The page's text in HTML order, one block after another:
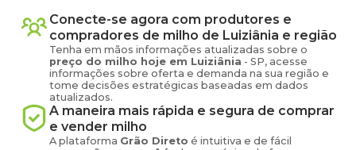
Conecte-se agora com produtores e
compradores de milho de Luiziânia e região
Tenha em mãos informações atualizadas sobre o
preço do milho hoje em Luiziânia - SP, acesse
informações sobre oferta e demanda na sua região e
tome decisões estratégicas baseadas em dados
atualizados.
A maneira mais rápida e segura de comprar
e vender milho
A plataforma Grão Direto é intuitiva e de fácil